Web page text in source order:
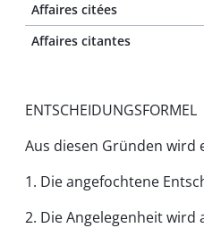
Affaires citées
Affaires citantes
ENTSCHEIDUNGSFORMEL
Aus diesen Gründen wird
1. Die angefochtene
2. Die Angelegenheit